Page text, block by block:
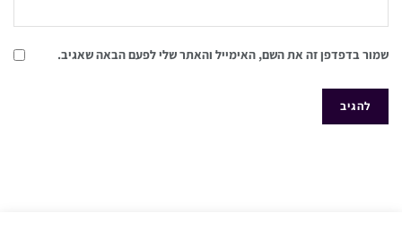
שמור בדפדפן זה את השם, האימייל והאתר שלי לפעם הבאה שאגיב.